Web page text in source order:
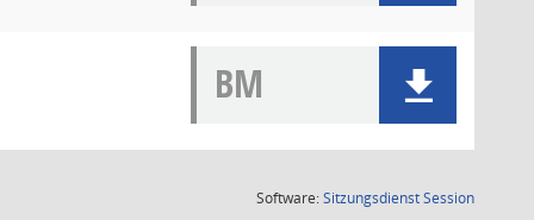
BM
Software:SitzungsdienstSession(Wird in